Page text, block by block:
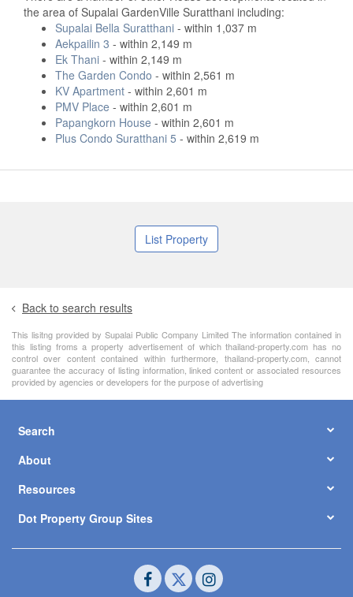
the area of Supalai GardenVille Suratthani including:
Supalai Bella Suratthani - within 1,037 m
Aekpailin 3 - within 2,149 m
Ek Thani - within 2,149 m
The Garden Condo - within 2,561 m
KV Apartment - within 2,601 m
PMV Place - within 2,601 m
Papangkorn House - within 2,601 m
Plus Condo Suratthani 5 - within 2,619 m
List Property
Back to search results
This lisitng provided by Supalai Public Company Limited The information contained in
this listing froms a property advertisement of which thailand-property.com has no
control over content contained within furthermore, thailand-property.com, cannot
guarantee the accuracy of listing information, linked content or associated resources
provided by agencies or developers for the purpose of advertising
Search
About
Resources
Dot Property Group Sites